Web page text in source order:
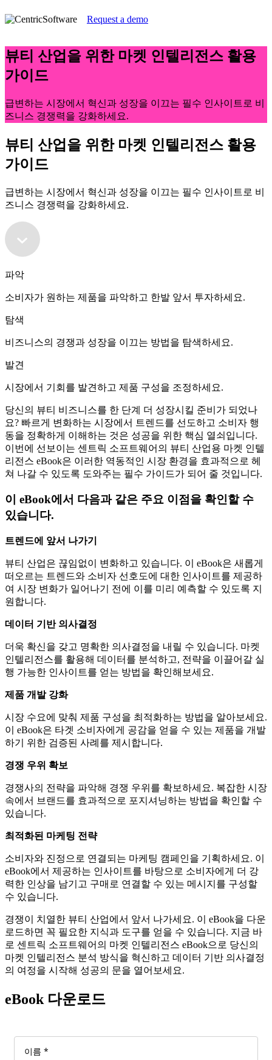
Request a demo
뷰티 산업을 위한 마켓 인텔리전스 활용
가이드
급변하는 시장에서 혁신과 성장을 이끄는 필수 인사이트로 비
즈니스 경쟁력을 강화하세요.
뷰티 산업을 위한 마켓 인텔리전스 활용
가이드
급변하는 시장에서 혁신과 성장을 이끄는 필수 인사이트로 비
즈니스 경쟁력을 강화하세요.
파악
소비자가 원하는 제품을 파악하고 한발 앞서 투자하세요.
탐색
비즈니스의 경쟁과 성장을 이끄는 방법을 탐색하세요.
발견
시장에서 기회를 발견하고 제품 구성을 조정하세요.
당신의 뷰티 비즈니스를 한 단계 더 성장시킬 준비가 되었나
요? 빠르게 변화하는 시장에서 트렌드를 선도하고 소비자 행
동을 정확하게 이해하는 것은 성공을 위한 핵심 열쇠입니다.
이번에 선보이는 센트릭 소프트웨어의 뷰티 산업용 마켓 인텔
리전스 eBook은 이러한 역동적인 시장 환경을 효과적으로 헤
쳐 나갈 수 있도록 도와주는 필수 가이드가 되어 줄 것입니다.
이 eBook에서 다음과 같은 주요 이점을 확인할 수
있습니다.
트렌드에 앞서 나가기
뷰티 산업은 끊임없이 변화하고 있습니다. 이 eBook은 새롭게
떠오르는 트렌드와 소비자 선호도에 대한 인사이트를 제공하
여 시장 변화가 일어나기 전에 이를 미리 예측할 수 있도록 지
원합니다.
데이터 기반 의사결정
더욱 확신을 갖고 명확한 의사결정을 내릴 수 있습니다. 마켓
인텔리전스를 활용해 데이터를 분석하고, 전략을 이끌어갈 실
행 가능한 인사이트를 얻는 방법을 확인해보세요.
제품 개발 강화
시장 수요에 맞춰 제품 구성을 최적화하는 방법을 알아보세요.
이 eBook은 타겟 소비자에게 공감을 얻을 수 있는 제품을 개발
하기 위한 검증된 사례를 제시합니다.
경쟁 우위 확보
경쟁사의 전략을 파악해 경쟁 우위를 확보하세요. 복잡한 시장
속에서 브랜드를 효과적으로 포지셔닝하는 방법을 확인할 수
있습니다.
최적화된 마케팅 전략
소비자와 진정으로 연결되는 마케팅 캠페인을 기획하세요. 이
eBook에서 제공하는 인사이트를 바탕으로 소비자에게 더 강
력한 인상을 남기고 구매로 연결할 수 있는 메시지를 구성할
수 있습니다.
경쟁이 치열한 뷰티 산업에서 앞서 나가세요. 이 eBook을 다운
로드하면 꼭 필요한 지식과 도구를 얻을 수 있습니다. 지금 바
로 센트릭 소프트웨어의 마켓 인텔리전스 eBook으로 당신의
마켓 인텔리전스 분석 방식을 혁신하고 데이터 기반 의사결정
의 여정을 시작해 성공의 문을 열어보세요.
eBook 다운로드